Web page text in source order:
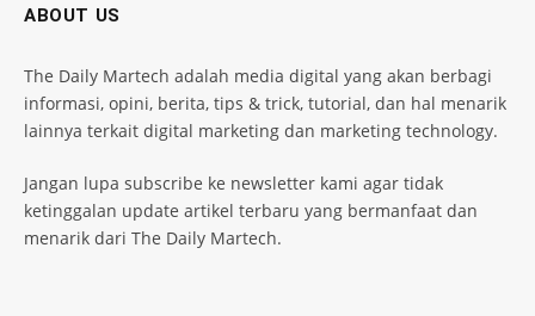
ABOUT US
The Daily Martech adalah media digital yang akan berbagi
informasi, opini, berita, tips & trick, tutorial, dan hal menarik
lainnya terkait digital marketing dan marketing technology.
Jangan lupa subscribe ke newsletter kami agar tidak
ketinggalan update artikel terbaru yang bermanfaat dan
menarik dari The Daily Martech.